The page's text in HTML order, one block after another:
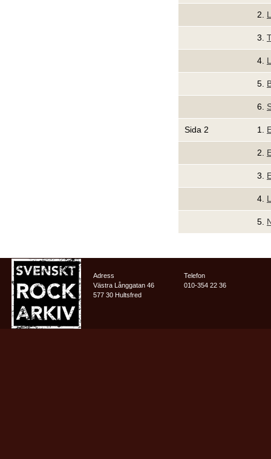
2.
3.
4.
5.
6.
Sida 2 1.
2.
3.
4.
5.
Adress
Västra Långgatan 46
577 30 Hultsfred
Telefon
010-354 22 36